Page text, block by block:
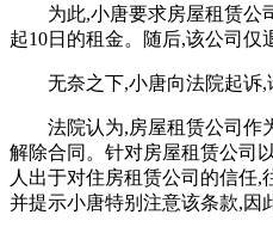
为此,小唐要求房屋租赁公
起10日的租金。随后,该公司仅
无奈之下,小唐向法院起诉
法院认为,房屋租赁公司作
解除合同。针对房屋租赁公司
人出于对住房租赁公司的信任
并提示小唐特别注意该条款,因